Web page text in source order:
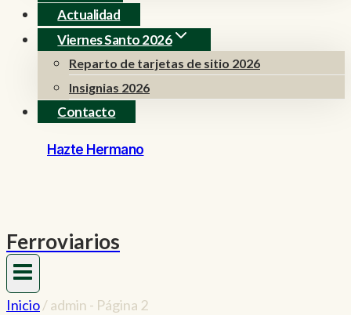
Actualidad
Viernes Santo 2026
Reparto de tarjetas de sitio 2026
Insignias 2026
Contacto
Hazte Hermano
Ferroviarios
Inicio/admin - Página 2